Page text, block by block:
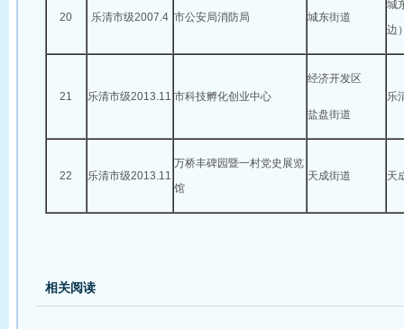
20 乐清市级2007.4 市公安局消防局 城东街道
城
边
21 乐清市级2013.11 市科技孵化创业中心
经济开发区
盐盘街道
乐
22 乐清市级2013.11
万桥丰碑园暨一村党史展览
馆
天成街道 天
相关阅读